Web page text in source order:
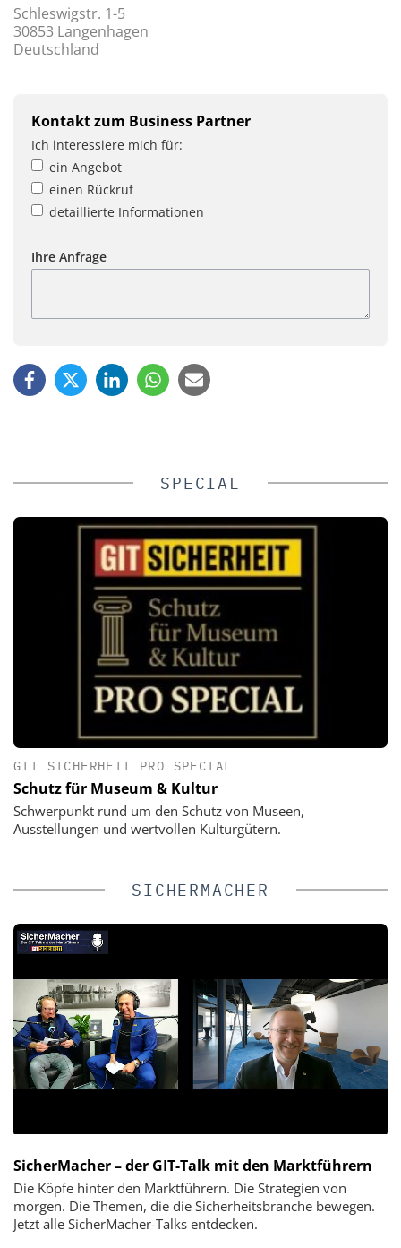
Schleswigstr. 1-5
30853 Langenhagen
Deutschland
Kontakt zum Business Partner
Ich interessiere mich für:
ein Angebot
einen Rückruf
detaillierte Informationen
Ihre Anfrage
SPECIAL
GIT SICHERHEIT PRO SPECIAL
Schutz für Museum & Kultur
Schwerpunkt rund um den Schutz von Museen,
Ausstellungen und wertvollen Kulturgütern.
SICHERMACHER
SicherMacher – der GIT-Talk mit den Marktführern
Die Köpfe hinter den Marktführern. Die Strategien von
morgen. Die Themen, die die Sicherheitsbranche bewegen.
Jetzt alle SicherMacher-Talks entdecken.